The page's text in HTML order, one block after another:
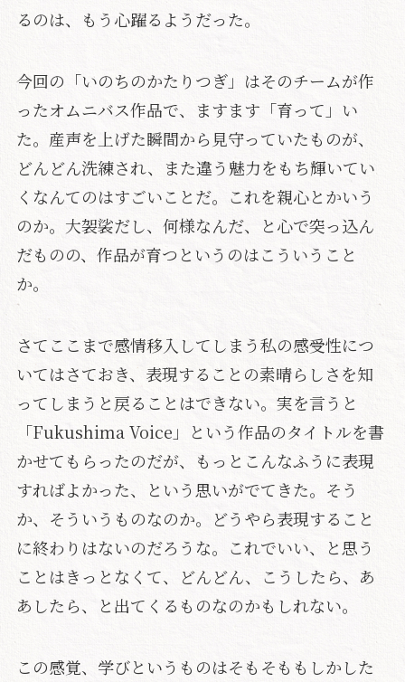
るのは、もう心躍るようだった。
今回の「いのちのかたりつぎ」はそのチームが作
ったオムニバス作品で、ますます「育って」い
た。産声を上げた瞬間から見守っていたものが、
どんどん洗練され、また違う魅力をもち輝いてい
くなんてのはすごいことだ。これを親心とかいう
のか。大袈裟だし、何様なんだ、と心で突っ込ん
だものの、作品が育つというのはこういうこと
か。
さてここまで感情移入してしまう私の感受性につ
いてはさておき、表現することの素晴らしさを知
ってしまうと戻ることはできない。実を言うと
「Fukushima Voice」という作品のタイトルを書
かせてもらったのだが、もっとこんなふうに表現
すればよかった、という思いがでてきた。そう
か、そういうものなのか。どうやら表現すること
に終わりはないのだろうな。これでいい、と思う
ことはきっとなくて、どんどん、こうしたら、あ
あしたら、と出てくるものなのかもしれない。
この感覚、学びというものはそもそももしかした